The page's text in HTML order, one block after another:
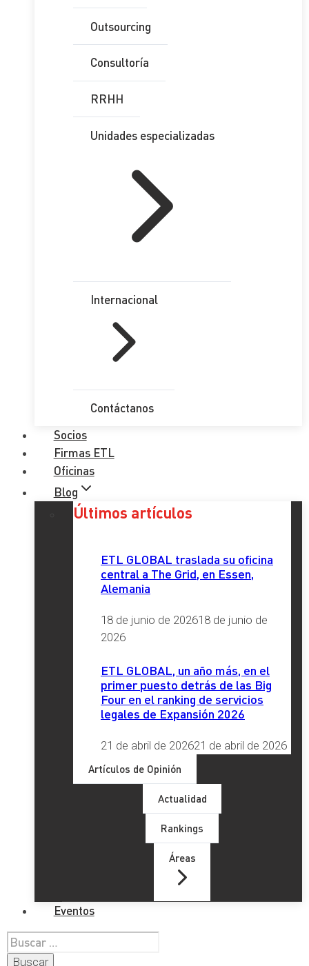
Outsourcing
Consultoría
RRHH
Unidades especializadas
Internacional
Contáctanos
Socios
Firmas ETL
Oficinas
Blog
Últimos artículos
ETL GLOBAL traslada su oficina
central a The Grid, en Essen,
Alemania
18 de junio de 202618 de junio de
2026
ETL GLOBAL, un año más, en el
primer puesto detrás de las Big
Four en el ranking de servicios
legales de Expansión 2026
21 de abril de 202621 de abril de 2026
Artículos de Opinión
Actualidad
Rankings
Áreas
Eventos
Buscar: